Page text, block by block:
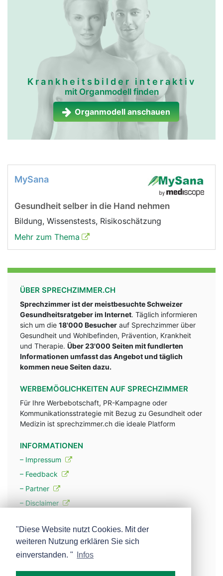
Krankheitsbilder interaktiv
mit Organmodell finden
Organmodell anschauen
MySana
Gesundheit selber in die Hand nehmen
Bildung, Wissenstests, Risikoschätzung
Mehr zum Thema
ÜBER SPRECHZIMMER.CH
Sprechzimmer ist der meistbesuchte Schweizer
Gesundheitsratgeber im Internet. Täglich informieren
sich um die 18'000 Besucher auf Sprechzimmer über
Gesundheit und Wohlbefinden, Prävention, Krankheit
und Therapie. Über 23'000 Seiten mit fundlerten
Informationen umfasst das Angebot und täglich
kommen neue Seiten dazu.
WERBEMÖGLICHKEITEN AUF SPRECHZIMMER
Für Ihre Werbebotschaft, PR-Kampagne oder
Kommunikationsstrategie mit Bezug zu Gesundheit oder
Medizin ist sprechzimmer.ch die ideale Platform
INFORMATIONEN
– Impressum
– Feedback
– Partner
– Disclaimer
– Werbung
– Mehr über unsere Experten
"Diese Website nutzt Cookies. Mit der
weiteren Nutzung erklären Sie sich
einverstanden. "
Infos